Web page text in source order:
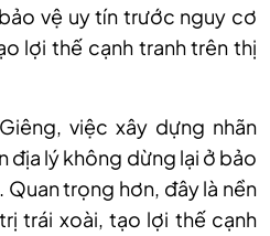
vệ uy tín trước nguy cơ
lợi thế cạnh tranh trên thị
việc xây dựng nhãn
địa lý không dừng lại ở bảo
Quan trọng hơn, đây là nền
trái xoài, tạo lợi thế cạnh